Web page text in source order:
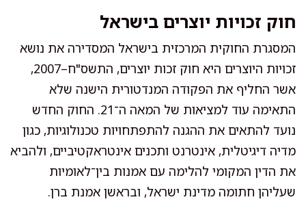
חוק זכויות יוצרים בישראל
המסגרת החוקית המרכזית בישראל המסדירה את נושא
זכויות היוצרים היא חוק זכות יוצרים, התשס"ח–2007,
אשר החליף את הפקודה המנדטורית הישנה שלא
התאימה עוד למציאות של המאה ה־21. החוק החדש
נועד להתאים את ההגנה להתפתחויות טכנולוגיות, כגון
מדיה דיגיטלית, אינטרנט ותכנים אינטראקטיביים, ולהביא
את הדין המקומי להלימה עם אמנות בין־לאומיות
שעליהן חתומה מדינת ישראל, ובראשן אמנת ברן.